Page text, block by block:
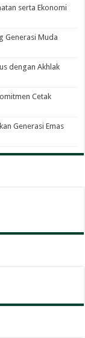
serta Ekonomi
Generasi Muda
dengan Akhlak
Cetak
Generasi Emas